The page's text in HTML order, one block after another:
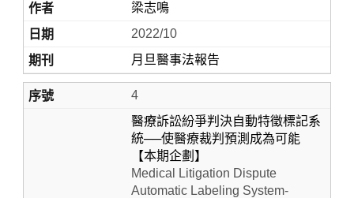
梁志鳴
2022/10
月旦醫事法報告
4
醫療訴訟紛爭判決自動特徵標記系
統──使醫療裁判預測成為可能
【本期企劃】
Medical Litigation Dispute
Automatic Labeling System-